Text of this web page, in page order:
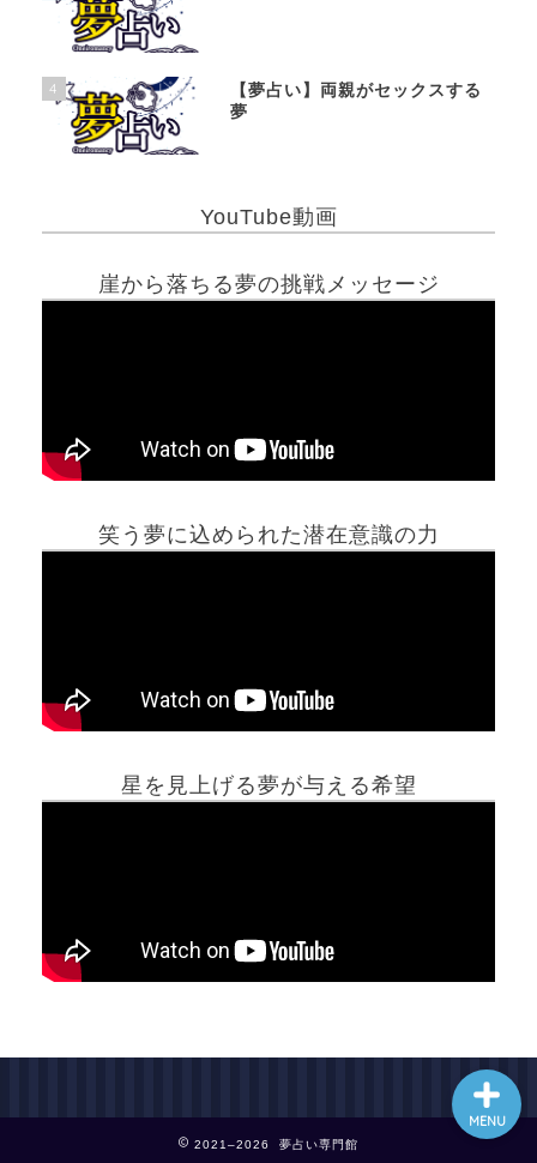
4
【夢占い】両親がセックスする
夢
YouTube動画
崖から落ちる夢の挑戦メッセージ
笑う夢に込められた潜在意識の力
星を見上げる夢が与える希望
2021–2026 夢占い専門館
MENU
ホーム
最新記事動画